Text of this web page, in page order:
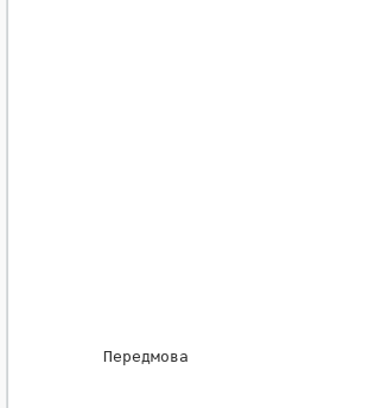
ДСТУ Б
Передмова